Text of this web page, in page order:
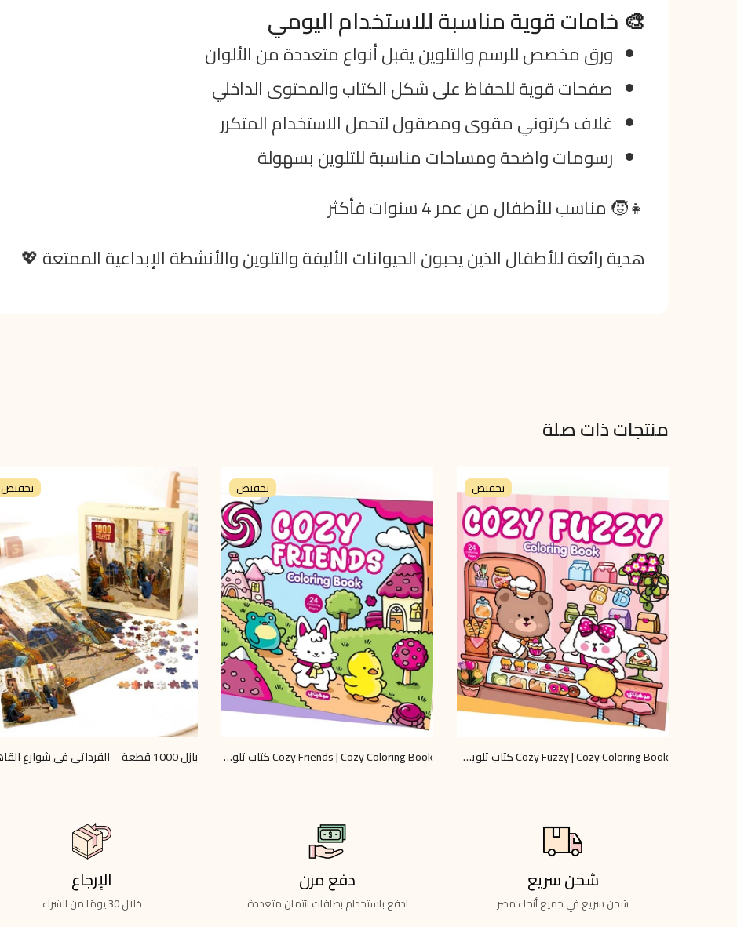
🎨 خامات قوية مناسبة للاستخدام اليومي
ورق مخصص للرسم والتلوين يقبل أنواع متعددة من الألوان
صفحات قوية للحفاظ على شكل الكتاب والمحتوى الداخلي
غلاف كرتوني مقوى ومصقول لتحمل الاستخدام المتكرر
رسومات واضحة ومساحات مناسبة للتلوين بسهولة
👧🧒 مناسب للأطفال من عمر 4 سنوات فأكثر
هدية رائعة للأطفال الذين يحبون الحيوانات الأليفة والتلوين والأنشطة الإبداعية الممتعة 💖
منتجات ذات صلة
تخفيض
Cozy Fuzzy | Cozy Coloring Book كتاب تلوين كوزي للاسترخاء والإبداع
تخفيض
Cozy Friends | Cozy Coloring Book كتاب تلوين كوزي للاسترخاء والإبداع
تخفيض
شحن سريع
شحن سريع في جميع أنحاء مصر
دفع مرن
ادفع باستخدام بطاقات ائتمان متعددة
الإرجاع
خلال 30 يومًا من الشراء